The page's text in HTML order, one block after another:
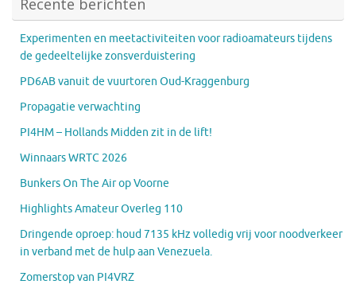
Recente berichten
Experimenten en meetactiviteiten voor radioamateurs tijdens
de gedeeltelijke zonsverduistering
PD6AB vanuit de vuurtoren Oud-Kraggenburg
Propagatie verwachting
PI4HM – Hollands Midden zit in de lift!
Winnaars WRTC 2026
Bunkers On The Air op Voorne
Highlights Amateur Overleg 110
Dringende oproep: houd 7135 kHz volledig vrij voor noodverkeer
in verband met de hulp aan Venezuela.
Zomerstop van PI4VRZ